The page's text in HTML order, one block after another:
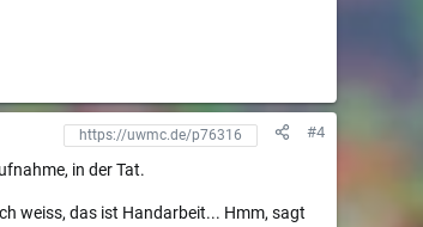
#4
in der Tat.
weiss, das ist Handarbeit... Hmm, sagt